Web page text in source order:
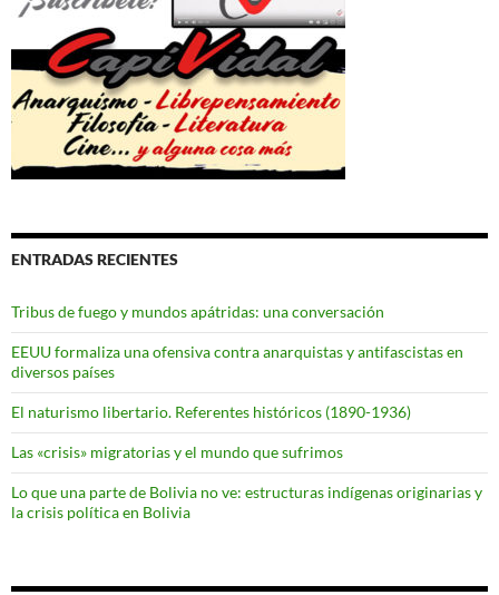
ENTRADAS RECIENTES
Tribus de fuego y mundos apátridas: una conversación
EEUU formaliza una ofensiva contra anarquistas y antifascistas en
diversos países
El naturismo libertario. Referentes históricos (1890-1936)
Las «crisis» migratorias y el mundo que sufrimos
Lo que una parte de Bolivia no ve: estructuras indígenas originarias y
la crisis política en Bolivia